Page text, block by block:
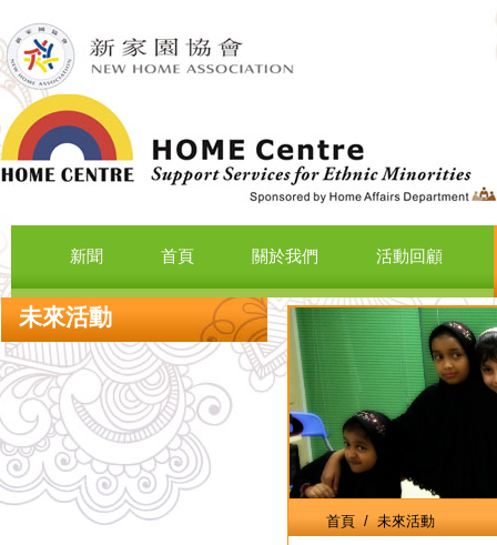
新聞 首頁 關於我們 活動回顧
未來活動
首頁 / 未來活動